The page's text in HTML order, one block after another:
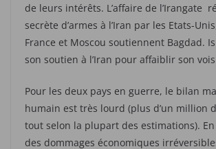
de leurs intérêts. L’affaire de l’Irangate
secrète d’armes à l’Iran par les Etats-
France et Moscou soutiennent Bagdad.
son soutien à l’Iran pour affaiblir son
Pour les deux pays en guerre, le bilan
humain est très lourd (plus d’un million
tout selon la plupart des estimations).
des dommages économiques